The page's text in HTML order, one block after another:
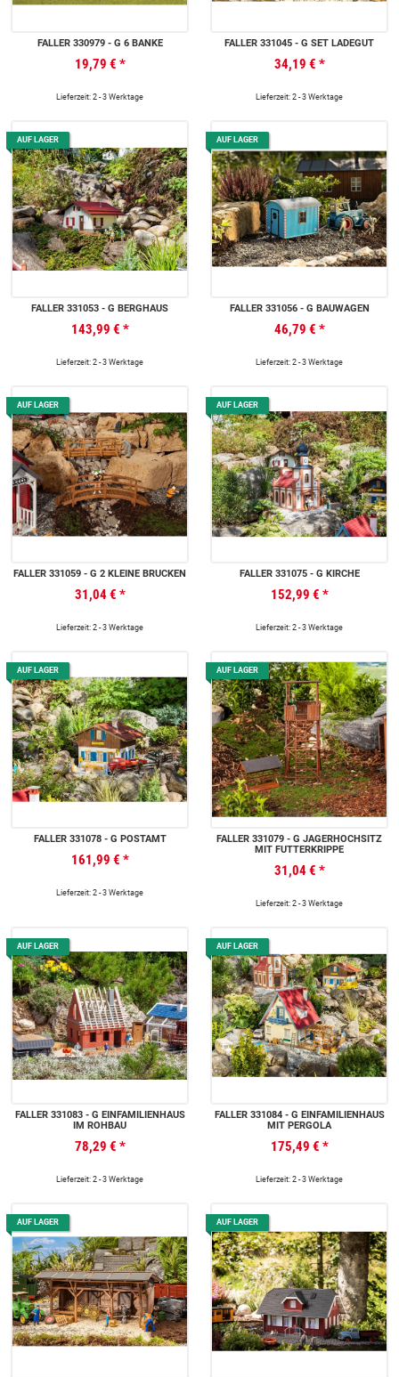
FALLER 330979 - G 6 BÄNKE
19,79 € *
Lieferzeit: 2 - 3 Werktage
FALLER 331045 - G SET LADEGUT
34,19 € *
Lieferzeit: 2 - 3 Werktage
AUF LAGER
FALLER 331053 - G BERGHAUS
143,99 € *
Lieferzeit: 2 - 3 Werktage
AUF LAGER
FALLER 331056 - G BAUWAGEN
46,79 € *
Lieferzeit: 2 - 3 Werktage
AUF LAGER
FALLER 331059 - G 2 KLEINE BRÜCKEN
31,04 € *
Lieferzeit: 2 - 3 Werktage
AUF LAGER
FALLER 331075 - G KIRCHE
152,99 € *
Lieferzeit: 2 - 3 Werktage
AUF LAGER
FALLER 331078 - G POSTAMT
161,99 € *
Lieferzeit: 2 - 3 Werktage
AUF LAGER
FALLER 331079 - G JÄGERHOCHSITZ
MIT FUTTERKRIPPE
31,04 € *
Lieferzeit: 2 - 3 Werktage
AUF LAGER
FALLER 331083 - G EINFAMILIENHAUS
IM ROHBAU
78,29 € *
Lieferzeit: 2 - 3 Werktage
AUF LAGER
FALLER 331084 - G EINFAMILIENHAUS
MIT PERGOLA
175,49 € *
Lieferzeit: 2 - 3 Werktage
AUF LAGER AUF LAGER